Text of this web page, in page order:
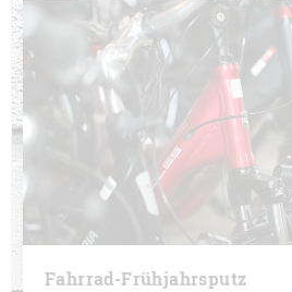
Fahrrad-Frühjahrsputz